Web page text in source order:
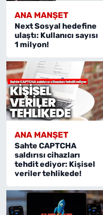
ANA MANŞET
Next Sosyal hedefine
ulaştı: Kullanıcı sayısı
1 milyon!
ANA MANŞET
Sahte CAPTCHA
saldırısı cihazları
tehdit ediyor: Kişisel
veriler tehlikede!